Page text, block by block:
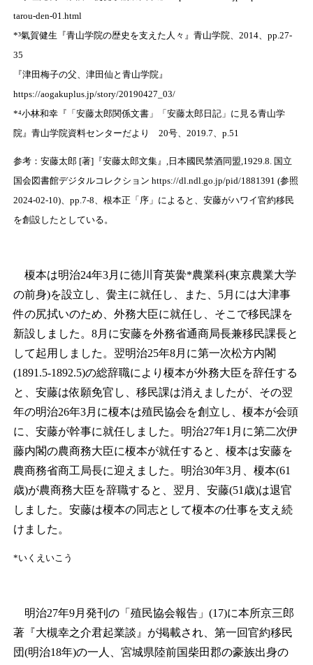
tarou-den-01.html
*³氣賀健生『青山学院の歴史を支えた人々』青山学院、2014、pp.27-
35
『津田梅子の父、津田仙と青山学院』
https://aogakuplus.jp/story/20190427_03/
*⁴小林和幸『「安藤太郎関係文書」「安藤太郎日記」に見る青山学
院』青山学院資料センターだより 20号、2019.7、p.51
参考：安藤太郎 [著]『安藤太郎文集』,日本國民禁酒同盟,1929.8. 国立
国会図書館デジタルコレクション https://dl.ndl.go.jp/pid/1881391 (参照
2024-02-10)、pp.7-8、根本正「序」によると、安藤がハワイ官約移民
を創設したとしている。
榎本は明治24年3月に徳川育英黌*農業科(東京農業大学
の前身)を設立し、黌主に就任し、また、5月には大津事
件の尻拭いのため、外務大臣に就任し、そこで移民課を
新設しました。8月に安藤を外務省通商局長兼移民課長と
して起用しました。翌明治25年8月に第一次松方内閣
(1891.5-1892.5)の総辞職により榎本が外務大臣を辞任する
と、安藤は依願免官し、移民課は消えましたが、その翌
年の明治26年3月に榎本は殖民協会を創立し、榎本が会頭
に、安藤が幹事に就任しました。明治27年1月に第二次伊
藤内閣の農商務大臣に榎本が就任すると、榎本は安藤を
農商務省商工局長に迎えました。明治30年3月、榎本(61
歳)が農商務大臣を辞職すると、翌月、安藤(51歳)は退官
しました。安藤は榎本の同志として榎本の仕事を支え続
けました。
*いくえいこう
明治27年9月発刊の「殖民協会報告」(17)に本所京三郎
著『大槻幸之介君起業談』が掲載され、第一回官約移民
団(明治18年)の一人、宮城県陸前国柴田郡の豪族出身の